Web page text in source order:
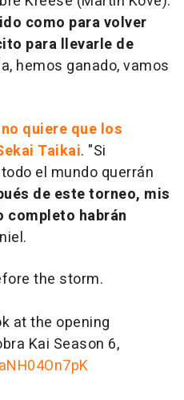
como para volver
para llevarle de
hemos ganado, vamos
quiere que los
Taikai. "Si
el mundo querrán
de este torneo, mis
completo habrán
the storm.
at the opening
Kai Season 6,